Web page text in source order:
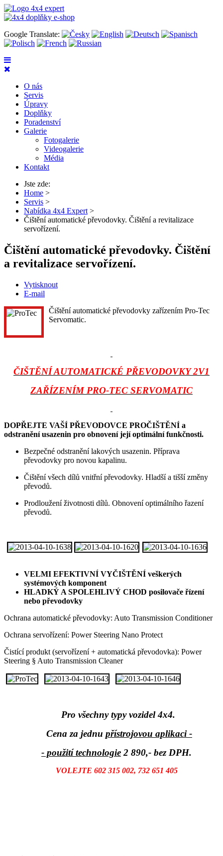
Google Translate:
O nás
Servis
Úpravy
Doplňky
Poradenství
Galerie
Fotogalerie
Videogalerie
Média
Kontakt
Jste zde:
Home >
Servis >
Nabídka 4x4 Expert >
Čištění automatické převodovky. Čištění a revitalizace
servořízení.
Čištění automatické převodovky. Čištění
a revitalizace servořízení.
Vytisknout
E-mail
Čištění automatické převodovky zařízením Pro-Tec
Servomatic.
ČIŠTĚNÍ AUTOMATICKÉ PŘEVODOVKY 2V1
ZAŘÍZENÍM PRO-TEC SERVOMATIC
DOPŘEJTE VAŠÍ PŘEVODOVCE PROČIŠTĚNÍ a
odstranění usazenin pro obnovení její optimální funkčnosti.
Bezpečné odstranění lakových usazenin. Příprava
převodovky pro novou kapalinu.
Čištění všech dílů vnitřní převodovky. Hladší a tišší změny
převodů.
Prodloužení životnosti dílů. Obnovení optimálního řazení
převodů.
VELMI EFEKTIVNÍ VYČIŠTĚNÍ veškerých
systémových komponent
HLADKÝ A SPOLEHLIVÝ CHOD posilovače řízení
nebo převodovky
Ochrana automatické převodovky: Auto Transmission Conditioner
Ochrana servořízení: Power Steering Nano Protect
Čistící produkt (servořízení + automatická převodovka): Power
Steering § Auto Transmission Cleaner
Pro všechny typy vozidel 4x4.
Cena za jednu přístrojovou aplikaci -
- použití technologie 2 890,- bez DPH.
VOLEJTE 602 315 002, 732 651 405